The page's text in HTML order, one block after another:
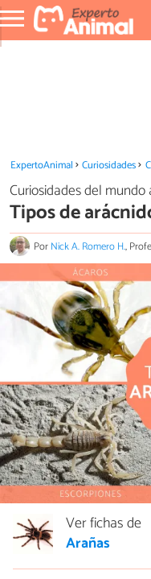
ExpertoAnimal Curiosidades
Curiosidades del mundo
Tipos de
PorNick A. Romero H.,
Ver fichas de
Arañas